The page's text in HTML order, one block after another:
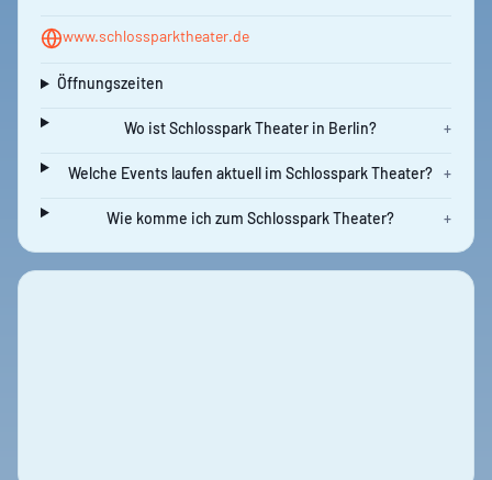
www.schlossparktheater.de
Öffnungszeiten
Wo ist Schlosspark Theater in Berlin? +
Welche Events laufen aktuell im Schlosspark Theater? +
Wie komme ich zum Schlosspark Theater? +